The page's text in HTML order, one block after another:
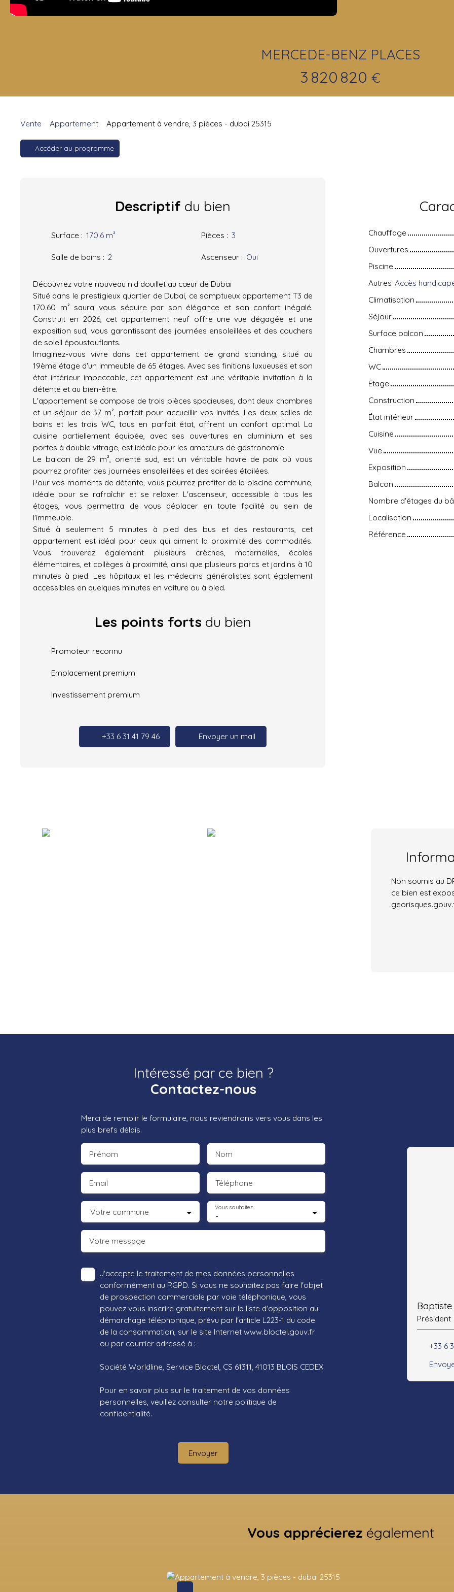
MERCEDE-BENZ PLACES
3 820 820 €
Vente Appartement Appartement à vendre, 3 pièces - dubai 25315
Accéder au programme
Descriptif du bien
Surface : 170.6 m² Pièces : 3
Salle de bains : 2 Ascenseur : Oui
Découvrez votre nouveau nid douillet au cœur de Dubai
Situé dans le prestigieux quartier de Dubai, ce somptueux appartement T3 de
170.60 m² saura vous séduire par son élégance et son confort inégalé.
Construit en 2026, cet appartement neuf offre une vue dégagée et une
exposition sud, vous garantissant des journées ensoleillées et des couchers
de soleil époustouflants.
Imaginez-vous vivre dans cet appartement de grand standing, situé au
19ème étage d'un immeuble de 65 étages. Avec ses finitions luxueuses et son
état intérieur impeccable, cet appartement est une véritable invitation à la
détente et au bien-être.
L'appartement se compose de trois pièces spacieuses, dont deux chambres
et un séjour de 37 m², parfait pour accueillir vos invités. Les deux salles de
bains et les trois WC, tous en parfait état, offrent un confort optimal. La
cuisine partiellement équipée, avec ses ouvertures en aluminium et ses
portes à double vitrage, est idéale pour les amateurs de gastronomie.
Le balcon de 29 m², orienté sud, est un véritable havre de paix où vous
pourrez profiter des journées ensoleillées et des soirées étoilées.
Pour vos moments de détente, vous pourrez profiter de la piscine commune,
idéale pour se rafraîchir et se relaxer. L'ascenseur, accessible à tous les
étages, vous permettra de vous déplacer en toute facilité au sein de
l'immeuble.
Situé à seulement 5 minutes à pied des bus et des restaurants, cet
appartement est idéal pour ceux qui aiment la proximité des commodités.
Vous trouverez également plusieurs crèches, maternelles, écoles
élémentaires, et collèges à proximité, ainsi que plusieurs parcs et jardins à 10
minutes à pied. Les hôpitaux et les médecins généralistes sont également
accessibles en quelques minutes en voiture ou à pied.
Les points forts du bien
Promoteur reconnu
Emplacement premium
Investissement premium
+33 6 31 41 79 46 Envoyer un mail
Chauffage
Ouvertures
Piscine
Autres
Climatisation
Séjour
Surface balcon
Chambres
WC
Étage
Construction
État intérieur
Cuisine
Vue
Exposition
Balcon
Nombre d'étages du
Localisation
Référence
Non soumis au
ce bien est
Intéressé par ce bien ?
Contactez-nous
Merci de remplir le formulaire, nous reviendrons vers vous dans les
plus brefs délais.
Prénom Nom
Email Téléphone
Votre commune -
Vous souhaitez
Votre message
J'accepte le traitement de mes données personnelles
conformément au RGPD. Si vous ne souhaitez pas faire l'objet
de prospection commerciale par voie téléphonique, vous
pouvez vous inscrire gratuitement sur la liste d'opposition au
démarchage téléphonique, prévu par l'article L223-1 du code
de la consommation, sur le site Internet www.bloctel.gouv.fr
ou par courrier adressé à :
Société Worldline, Service Bloctel, CS 61311, 41013 BLOIS CEDEX.
Pour en savoir plus sur le traitement de vos données
personnelles, veuillez consulter notre politique de
confidentialité.
Envoyer
Baptiste
Président
+33 6
Vous apprécierez également